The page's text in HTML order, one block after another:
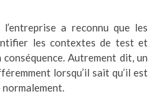
a reconnu que les
les contextes de test et
Autrement dit, un
lorsqu’il sait qu’il est